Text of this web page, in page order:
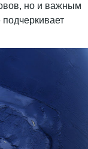
но и важным